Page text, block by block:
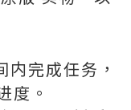
完成任务，
度。